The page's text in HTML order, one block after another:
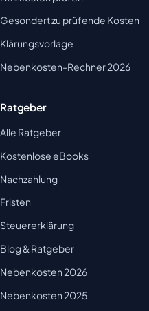
Gesondert zu prüfende Kosten
Klärungsvorlage
Nebenkosten-Rechner 2026
Ratgeber
Alle Ratgeber
Kostenlose eBooks
Nachzahlung
Fristen
Steuererklärung
Blog & Ratgeber
Nebenkosten 2026
Nebenkosten 2025